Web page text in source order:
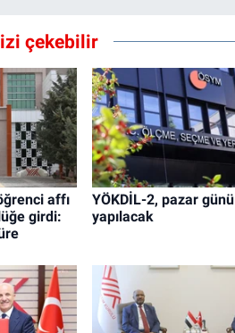
çekebilir
affı
girdi:
YÖKDİL-2, pazar günü
yapılacak